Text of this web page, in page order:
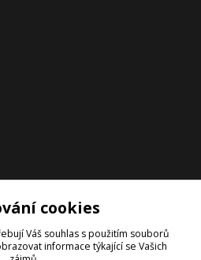
cookies
Váš souhlas s použitím souborů
informace týkající se Vašich